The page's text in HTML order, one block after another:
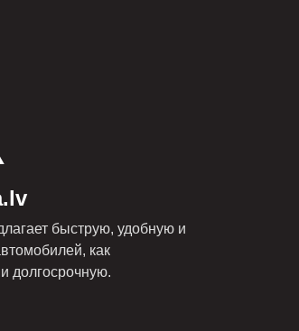
быструю, удобную и
как
долгосрочную.